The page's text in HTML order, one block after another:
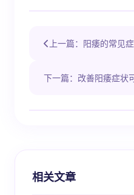
上一篇：阳痿的常见
下一篇：改善阳痿症状
相关文章